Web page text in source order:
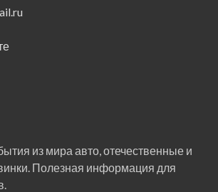
из мира авто, отечественные и
Полезная информация для